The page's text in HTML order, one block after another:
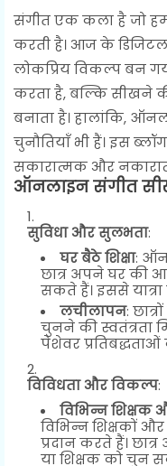
संगीत एक कला है जो
करती है। आज के
लोकप्रिय विकल्प बन
करता है, बल्कि सीखने
बनाता है। हालांकि,
चुनौतियाँ भी हैं। इस
सकारात्मक और
ऑनलाइन संगीत
सुविधा और सुलभता:
घर बैठे शिक्षा:
छात्र अपने घर की
सकते हैं। इससे
लचीलापन:
चुनने की स्वतंत्रता
पेशेवर
विविधता और विकल्प:
विभिन्न शिक्षक
विभिन्न शिक्षकों
प्रदान करते हैं।
या शिक्षक को चुन